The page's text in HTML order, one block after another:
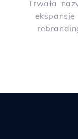
Trwała